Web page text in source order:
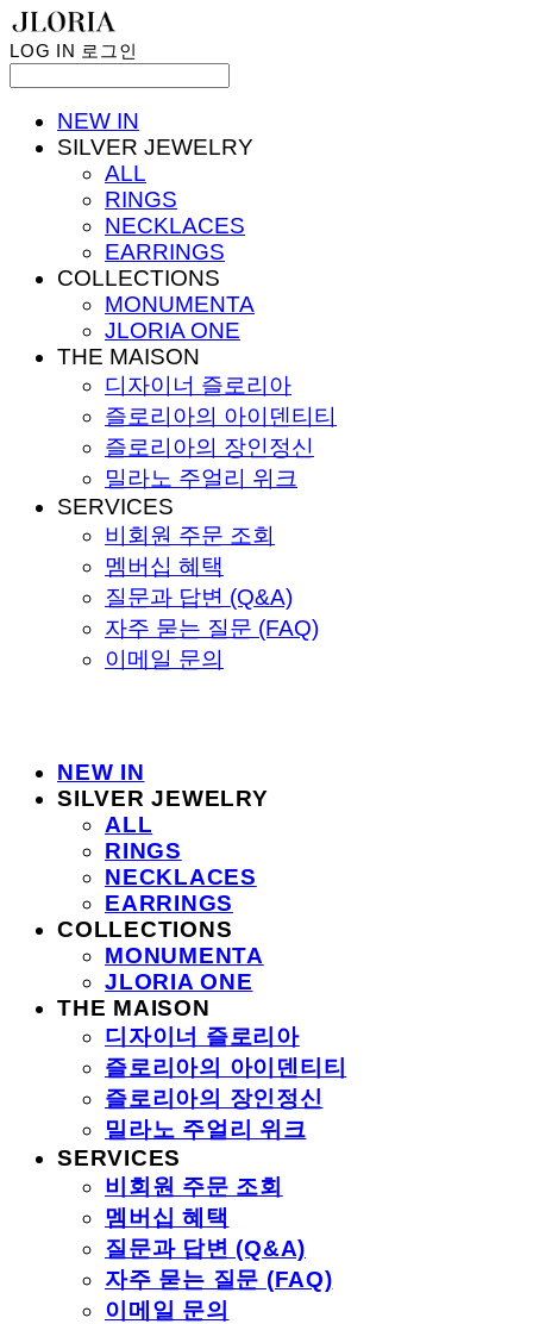
LOG IN 로그인
NEW IN
SILVER JEWELRY
ALL
RINGS
NECKLACES
EARRINGS
COLLECTIONS
MONUMENTA
JLORIA ONE
THE MAISON
디자이너 즐로리아
즐로리아의 아이덴티티
즐로리아의 장인정신
밀라노 주얼리 위크
SERVICES
비회원 주문 조회
멤버십 혜택
질문과 답변 (Q&A)
자주 묻는 질문 (FAQ)
이메일 문의
NEW IN
SILVER JEWELRY
ALL
RINGS
NECKLACES
EARRINGS
COLLECTIONS
MONUMENTA
JLORIA ONE
THE MAISON
디자이너 즐로리아
즐로리아의 아이덴티티
즐로리아의 장인정신
밀라노 주얼리 위크
SERVICES
비회원 주문 조회
멤버십 혜택
질문과 답변 (Q&A)
자주 묻는 질문 (FAQ)
이메일 문의